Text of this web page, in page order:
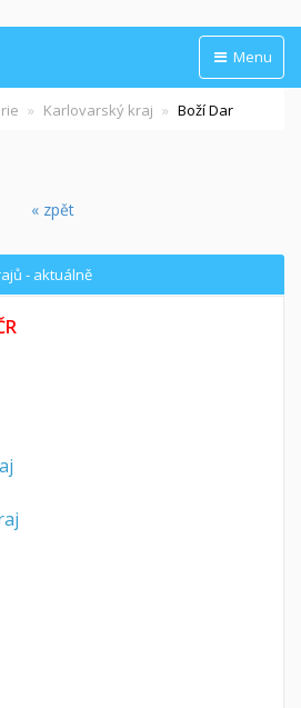
Menu
Karlovarský kraj Boží Dar
« zpět
- aktuálně